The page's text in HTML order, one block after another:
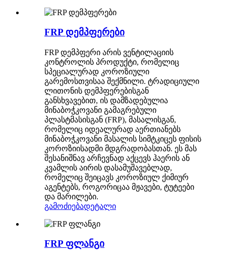
FRP დემპფერები
FRP დემპფერი არის ვენტილაციის
კონტროლის პროდუქტი, რომელიც
სპეციალურად კოროზიული
გარემოსთვისაა შექმნილი. ტრადიციული
ლითონის დემპფერებისგან
განსხვავებით, ის დამზადებულია
მინაბოჭკოვანი გამაგრებული
პლასტმასისგან (FRP), მასალისგან,
რომელიც იდეალურად აერთიანებს
მინაბოჭკოვანი მასალის სიმტკიცეს ფისის
კოროზიისადმი მდგრადობასთან. ეს მას
შესანიშნავ არჩევნად აქცევს ჰაერის ან
კვამლის აირის დასამუშავებლად,
რომელიც შეიცავს კოროზიულ ქიმიურ
აგენტებს, როგორიცაა მჟავები, ტუტეები
და მარილები.
გამოძიებადეტალი
FRP ფლანგი